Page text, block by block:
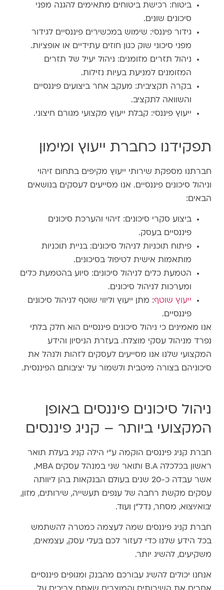
ביטוח: רכישת ביטוחים מתאימים להגנה מפני
סיכונים שונים.
גידור פיננסי: שימוש במכשירים פיננסיים לגידור
מפני סיכוני שוק כגון חוזים עתידיים או אופציות.
ניהול תזרים מזומנים: ניהול יעיל של תזרים
המזומנים למניעת בעיות נזילות.
בקרה תקציבית: מעקב אחר ביצועים פיננסיים
והשוואה לתקציב.
ייעוץ פיננסי: קבלת ייעוץ מקצועי מגורם חיצוני.
תפקידנו כחברת ייעוץ ומימון
חברתנו מספקת שירותי ייעוץ מקיפים בתחום זיהוי
וניהול סיכונים פיננסיים. אנו מסייעים לעסקים בנושאים
הבאים:
ביצוע סקרי סיכונים: זיהוי והערכת סיכונים
פיננסיים בעסק.
פיתוח תוכניות לניהול סיכונים: בניית תוכניות
מותאמות אישית לטיפול בסיכונים.
הטמעת כלים לניהול סיכונים: סיוע בהטמעת כלים
ומערכות לניהול סיכונים.
ייעוץ שוטף: מתן ייעוץ וליווי שוטף לניהול סיכונים
פיננסיים.
אנו מאמינים כי ניהול סיכונים פיננסיים הוא חלק בלתי
נפרד מניהול עסקי מוצלח. בעזרת הניסיון והידע
המקצועי שלנו אנו מסייעים לעסקים לזהות ולנהל את
סיכוניהם בצורה מיטבית ולשמור על יציבותם הפיננסית.
ניהול סיכונים פיננסים באופן
המקצועי ביותר – קניג פיננסים
חברת קניג פיננסים הוקמה ע"י הילה קניג בעלת תואר
ראשון בכלכלה B.A ותואר שני במנהל עסקים MBA,
אשר עבדה כ-20 שנים בעולם הבנקאות בהן ליוותה
עסקים מקשת רחבה של ענפים תעשייה, שירותים, מזון,
יבוא/יצוא, מסחר, נדל"ן ועוד.
חברת קניג פיננסים שמה לעצמה כמטרה להשתמש
בכל הידע שלנו כדי לעזור לכם בעלי עסק, עצמאים,
משקיעים, להשיג יותר.
אנחנו יכולים להשיג עבורכם מהבנק ומגופים פיננסיים